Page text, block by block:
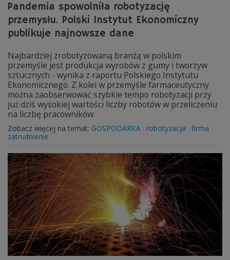
Pandemia spowolniła robotyzację
przemysłu. Polski Instytut Ekonomiczny
publikuje najnowsze dane
Najbardziej zrobotyzowaną branżą w polskim
przemyśle jest produkcja wyrobów z gumy i tworzyw
sztucznych - wynika z raportu Polskiego Instytutu
Ekonomicznego. Z kolei w przemyśle farmaceutyczny
można zaobserwować szybkie tempo robotyzacji przy
już dziś wysokiej wartości liczby robotów w przeliczeniu
na liczbę pracowników.
Zobacz więcej na temat: GOSPODARKA robotyzacja
firma
zatrudnienie